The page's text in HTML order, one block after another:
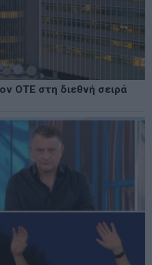
ΟΤΕ στη διεθνή σειρά